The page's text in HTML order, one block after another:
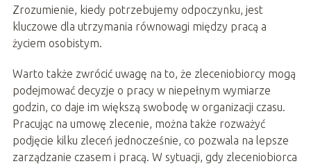
Zrozumienie, kiedy potrzebujemy odpoczynku, jest
kluczowe dla utrzymania równowagi między pracą a
życiem osobistym.
Warto także zwrócić uwagę na to, że zleceniobiorcy mogą
podejmować decyzje o pracy w niepełnym wymiarze
godzin, co daje im większą swobodę w organizacji czasu.
Pracując na umowę zlecenie, można także rozważyć
podjęcie kilku zleceń jednocześnie, co pozwala na lepsze
zarządzanie czasem i pracą. W sytuacji, gdy zleceniobiorca